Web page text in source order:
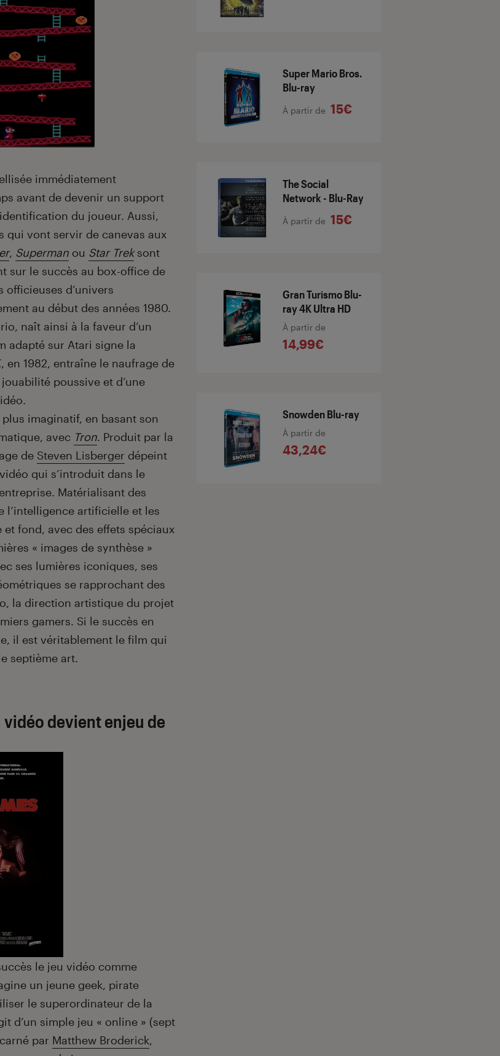
immédiatement
avant de devenir un support
du joueur. Aussi,
qui vont servir de canevas aux
, Superman ou Star Trek sont
sur le succès au box-office de
officieuses d’univers
au début des années 1980.
naît ainsi à la faveur d’un
adapté sur Atari signe la
, en 1982, entraîne le naufrage de
poussive et d’une
imaginatif, en basant son
avec Tron. Produit par la
de Steven Lisberger dépeint
qui s’introduit dans le
Matérialisant des
l’intelligence artificielle et les
fond, avec des effets spéciaux
« images de synthèse »
ses lumières iconiques, ses
se rapprochant des
la direction artistique du projet
gamers. Si le succès en
il est véritablement le film qui
septième art.
vidéo devient enjeu de
le jeu vidéo comme
un jeune geek, pirate
le superordinateur de la
d’un simple jeu « online » (sept
par Matthew Broderick,
Super Mario Bros.
Blu-ray
À partir de 15€
The Social
Network - Blu-Ray
À partir de 15€
Gran Turismo Blu-
ray 4K Ultra HD
À partir de
14,99€
Snowden Blu-ray
À partir de
43,24€